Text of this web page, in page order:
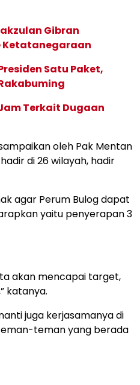
Gibran
Ketatanegaraan
Satu Paket,
Terkait Dugaan
oleh Pak Mentan
di 26 wilayah, hadir
agar Perum Bulog dapat
yaitu penyerapan 3
akan mencapai target,
katanya.
juga kerjasamanya di
teman yang berada